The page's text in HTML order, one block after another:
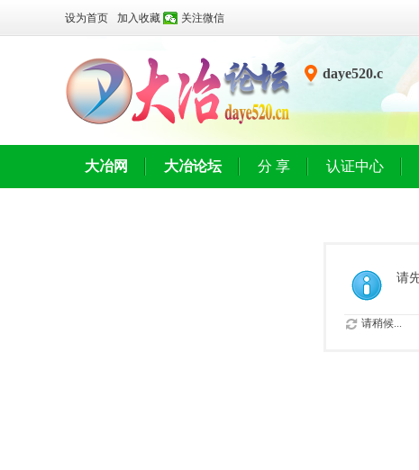
设为首页 加入收藏 关注微信
daye520.c
大冶网 大冶论坛 分 享 认证中心
请
请稍候...